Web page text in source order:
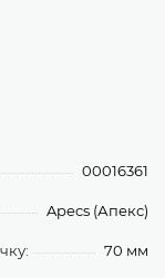
00016361
Apecs (Апекс)
70 мм